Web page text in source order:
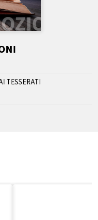
TESSERATI